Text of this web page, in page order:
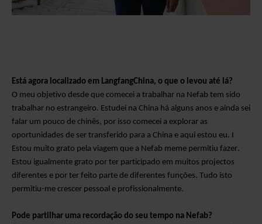
Está agora localizado em LangfangChina, o que o levou até lá?
O meu objetivo desde que comecei a trabalhar na Nefab tem sido
trabalhar no estrangeiro. Estudei na China há alguns anos e ainda sei
falar um pouco de chinês, por isso comecei a explorar as
oportunidades de ser transferido para a China e aqui estou eu. I
Estou muito grato pela viagem que a Nefab meme permitiu fazer.
Estou igualmente grato por ter participado em muitos projectos
diferentes e por ter feito parte de diferentes funções. Tudo isto
permitiu-me crescer pessoal e profissionalmente.
Pode partilhar uma recordação do seu tempo na Nefab?